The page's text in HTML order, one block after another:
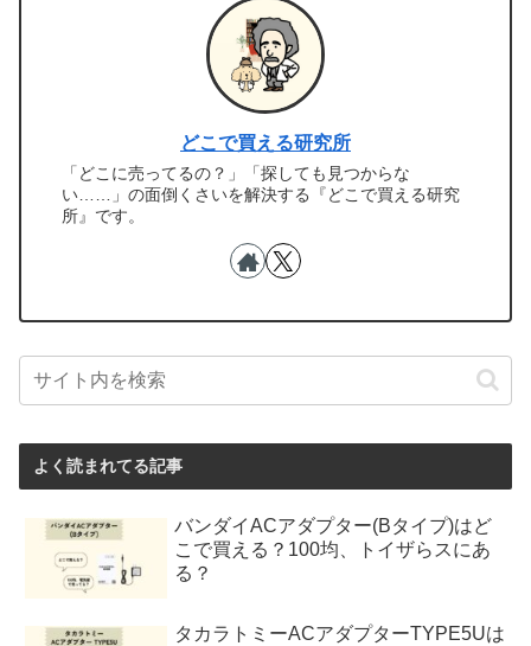
どこで買える研究所
「どこに売ってるの？」「探しても見つからな
い……」の面倒くさいを解決する『どこで買える研究
所』です。
よく読まれてる記事
バンダイACアダプター(Bタイプ)はど
こで買える？100均、トイザらスにあ
る？
タカラトミーACアダプターTYPE5Uは